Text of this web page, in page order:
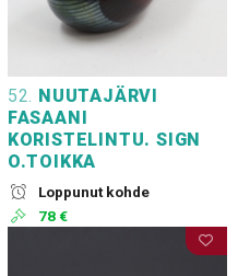
52. NUUTAJÄRVI
FASAANI
KORISTELINTU. SIGN
O.TOIKKA
Loppunut kohde
78 €